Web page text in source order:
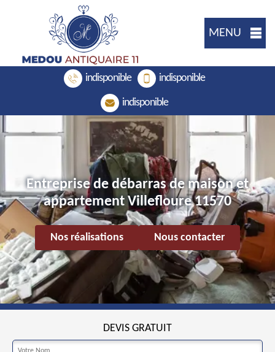
MENU
indisponible indisponible
indisponible
Entreprise de débarras de maison et
appartement Villefloure 11570
Nos réalisations Nous contacter
DEVIS GRATUIT